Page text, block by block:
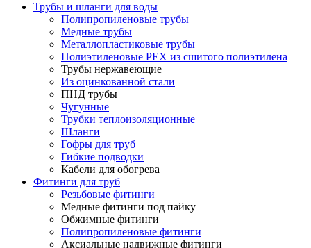
Трубы и шланги для воды
Полипропиленовые трубы
Медные трубы
Металлопластиковые трубы
Полиэтиленовые PEX из сшитого полиэтилена
Трубы нержавеющие
Из оцинкованной стали
ПНД трубы
Чугунные
Трубки теплоизоляционные
Шланги
Гофры для труб
Гибкие подводки
Кабели для обогрева
Фитинги для труб
Резьбовые фитинги
Медные фитинги под пайку
Обжимные фитинги
Полипропиленовые фитинги
Аксиальные надвижные фитинги